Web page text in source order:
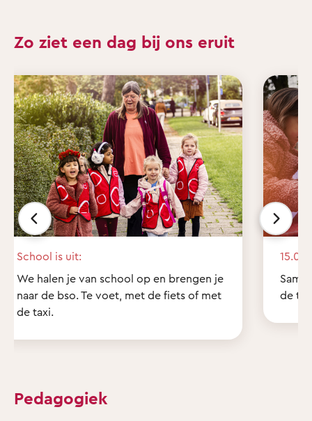
Zo ziet een dag bij ons eruit
School is uit:
We halen je van school op en brengen je
naar de bso. Te voet, met de fiets of met
de taxi.
15.00
de
Pedagogiek